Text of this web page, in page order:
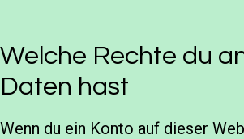
Welche Rechte du
Daten hast
Wenn du ein Konto auf dieser